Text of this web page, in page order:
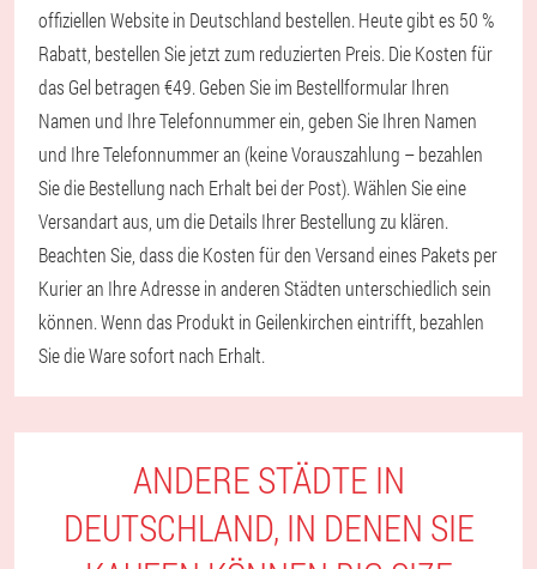
offiziellen Website in Deutschland bestellen. Heute gibt es 50 %
Rabatt, bestellen Sie jetzt zum reduzierten Preis. Die Kosten für
das Gel betragen €49. Geben Sie im Bestellformular Ihren
Namen und Ihre Telefonnummer ein, geben Sie Ihren Namen
und Ihre Telefonnummer an (keine Vorauszahlung – bezahlen
Sie die Bestellung nach Erhalt bei der Post). Wählen Sie eine
Versandart aus, um die Details Ihrer Bestellung zu klären.
Beachten Sie, dass die Kosten für den Versand eines Pakets per
Kurier an Ihre Adresse in anderen Städten unterschiedlich sein
können. Wenn das Produkt in Geilenkirchen eintrifft, bezahlen
Sie die Ware sofort nach Erhalt.
ANDERE STÄDTE IN
DEUTSCHLAND, IN DENEN SIE